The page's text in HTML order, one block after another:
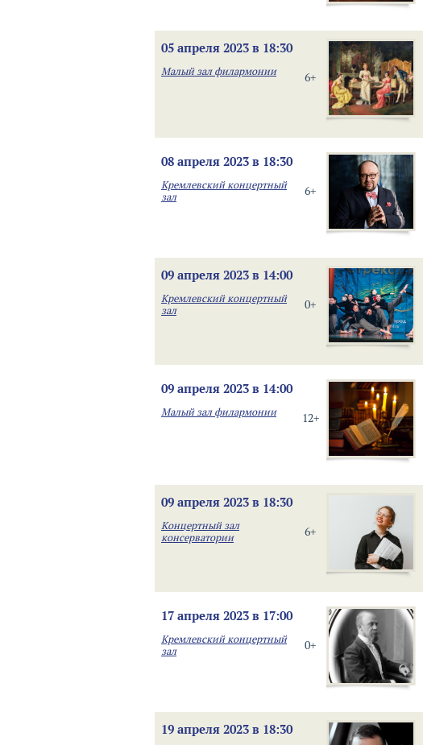
05 апреля 2023 в 18:30
6+
Малый зал филармонии
08 апреля 2023 в 18:30
6+
Кремлевский концертный
зал
09 апреля 2023 в 14:00
0+
Кремлевский концертный
зал
09 апреля 2023 в 14:00
12+
Малый зал филармонии
09 апреля 2023 в 18:30
6+
Концертный зал
консерватории
17 апреля 2023 в 17:00
0+
Кремлевский концертный
зал
19 апреля 2023 в 18:30